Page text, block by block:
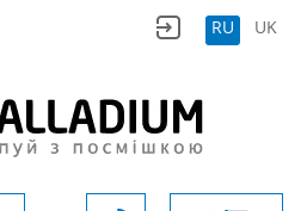
RU UK